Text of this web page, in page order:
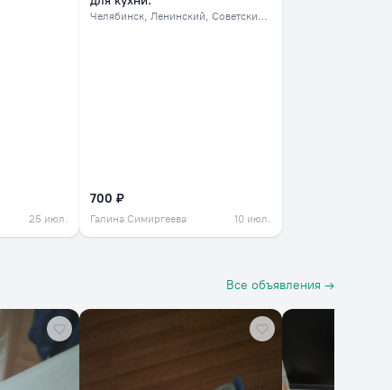
25 июл.
Челябинск, Ленинский, Советский, северок
700 ₽
Галина Симиргеева 10 июл.
Все объявления →